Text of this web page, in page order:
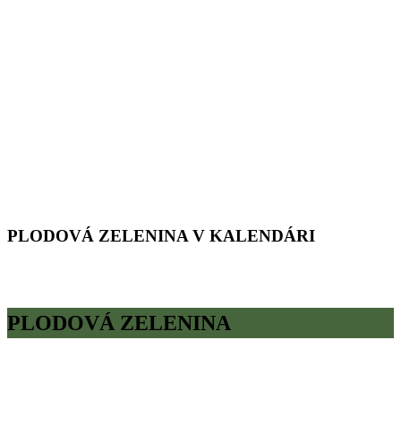
PLODOVÁ ZELENINA V KALENDÁRI
PLODOVÁ ZELENINA